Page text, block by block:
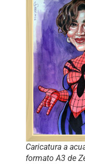
Caricatura a
formato A3 de